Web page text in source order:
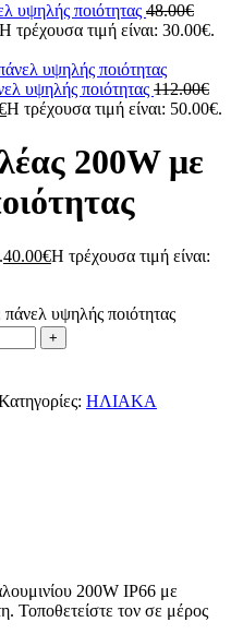
υψηλής ποιότητας 48.00€
Η τρέχουσα τιμή είναι: 30.00€.
υψηλής ποιότητας 112.00€
Η τρέχουσα τιμή είναι: 50.00€.
200W με
40.00€Η τρέχουσα τιμή είναι:
υψηλής ποιότητας
ΗΛΙΑΚΑ
200W IP66 με
Τοποθετείστε τον σε μέρος